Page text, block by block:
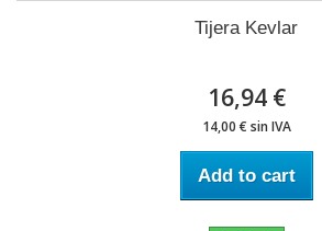
Tijera Kevlar
16,94 €
14,00 € sin IVA
Add to cart